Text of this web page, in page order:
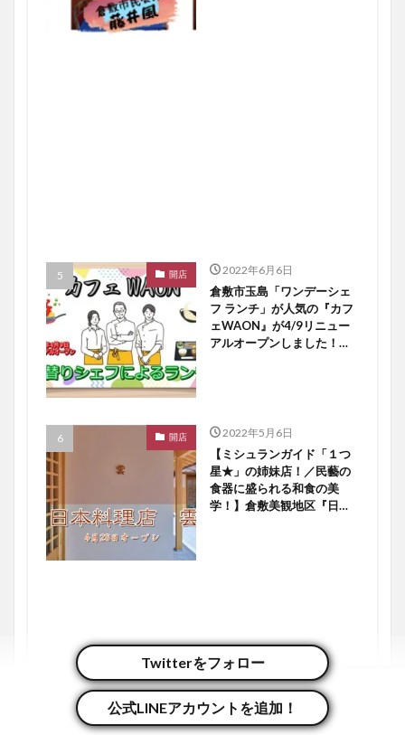
Twitterをフォロー
公式LINEアカウントを追加！
開店 2022年6月6日
倉敷市玉島「ワンデーシェ
フ ランチ」が人気の『カフ
ェWAON』が4/9リニュー
アルオープンしました！
開店 2022年5月6日
【ミシュランガイド「１つ
星★」の姉妹店！／民藝の
食器に盛られる和食の美
学！】倉敷美観地区『日本